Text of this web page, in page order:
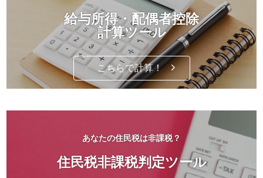
給与所得・配偶者控除
計算ツール
こちらで計算！
あなたの住民税は非課税？
住民税非課税判定ツール